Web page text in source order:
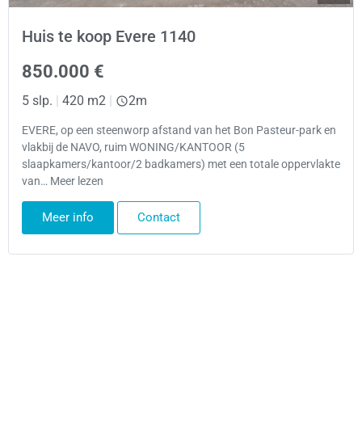
Huis te koop Evere 1140
850.000 €
5 slp. | 420 m2 | 2m
EVERE, op een steenworp afstand van het Bon Pasteur-park en
vlakbij de NAVO, ruim WONING/KANTOOR (5
slaapkamers/kantoor/2 badkamers) met een totale oppervlakte
van… Meer lezen
Meer info Contact